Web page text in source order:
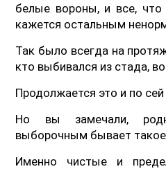
белые вороны, и все,
кажется остальным
Так было всегда на
кто выбивался из стада,
Продолжается это и по сей
Но вы замечали,
выборочным бывает
Именно чистые и